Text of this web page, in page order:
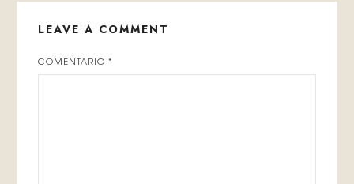
LEAVE A COMMENT
COMENTARIO*